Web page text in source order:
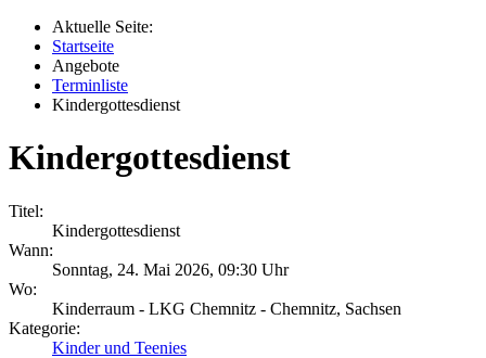
Aktuelle Seite:
Startseite
Angebote
Terminliste
Kindergottesdienst
Kindergottesdienst
Titel:
Kindergottesdienst
Wann:
Sonntag, 24. Mai 2026, 09:30 Uhr
Wo:
Kinderraum - LKG Chemnitz - Chemnitz, Sachsen
Kategorie:
Kinder und Teenies